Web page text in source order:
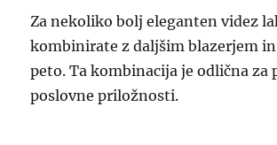
Za nekoliko bolj eleganten videz
kombinirate z daljšim blazerjem
peto. Ta kombinacija je odlična za
poslovne priložnosti.